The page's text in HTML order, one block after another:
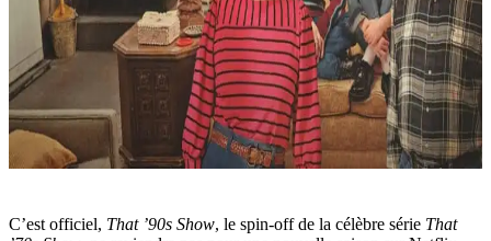
C’est officiel, That ’90s Show, le spin-off de la célèbre série That